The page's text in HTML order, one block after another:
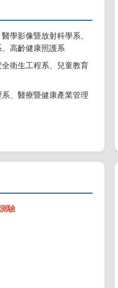
學影像暨放射科學系、
高齡健康照護系
衛生工程系、兒童教育
、醫療暨健康產業管理
驗